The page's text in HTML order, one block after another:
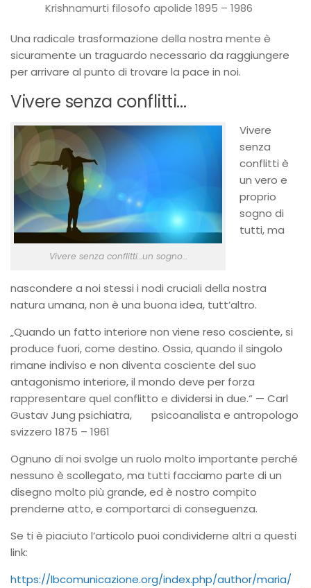
Krishnamurti filosofo apolide 1895 – 1986
Una radicale trasformazione della nostra mente è
sicuramente un traguardo necessario da raggiungere
per arrivare al punto di trovare la pace in noi.
Vivere senza conflitti…
Vivere senza conflitti…un sogno…
Vivere
senza
conflitti è
un vero e
proprio
sogno di
tutti, ma
nascondere a noi stessi i nodi cruciali della nostra
natura umana, non è una buona idea, tutt’altro.
„Quando un fatto interiore non viene reso cosciente, si
produce fuori, come destino. Ossia, quando il singolo
rimane indiviso e non diventa cosciente del suo
antagonismo interiore, il mondo deve per forza
rappresentare quel conflitto e dividersi in due.“ — Carl
Gustav Jung psichiatra, psicoanalista e antropologo
svizzero 1875 – 1961
Ognuno di noi svolge un ruolo molto importante perché
nessuno è scollegato, ma tutti facciamo parte di un
disegno molto più grande, ed è nostro compito
prenderne atto, e comportarci di conseguenza.
Se ti è piaciuto l’articolo puoi condividerne altri a questi
link:
https://lbcomunicazione.org/index.php/author/maria/